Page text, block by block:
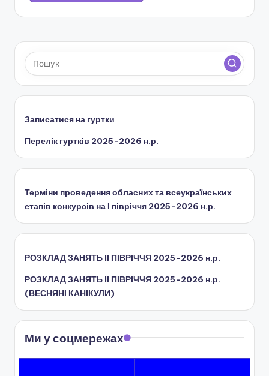
Записатися на гуртки
Перелік гуртків 2025-2026 н.р.
Терміни проведення обласних та всеукраїнських
етапів конкурсів на І півріччя 2025-2026 н.р.
РОЗКЛАД ЗАНЯТЬ IІ ПІВРІЧЧЯ 2025-2026 н.р.
РОЗКЛАД ЗАНЯТЬ IІ ПІВРІЧЧЯ 2025-2026 н.р.
(ВЕСНЯНІ КАНІКУЛИ)
Ми у соцмережах